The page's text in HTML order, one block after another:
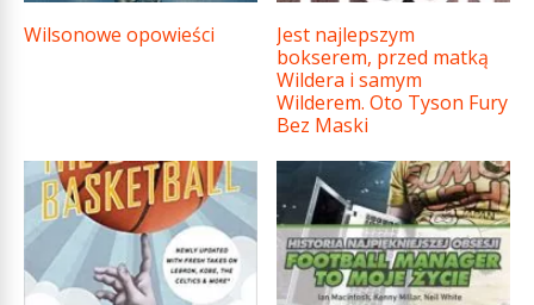
Wilsonowe opowieści
Jest najlepszym
bokserem, przed matką
Wildera i samym
Wilderem. Oto Tyson Fury
Bez Maski